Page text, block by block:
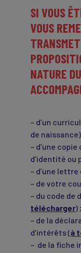
SI VOUS
VOUS
NATURE
– d’un
de
– d’une
d’identité ou
– d’une
– de votre
– du code de
télécharger) ;
– de la
d’intérêts (à
– de la fiche